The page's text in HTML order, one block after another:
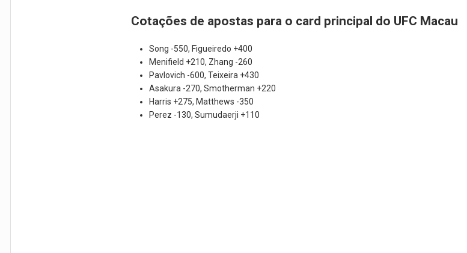
Cotações de apostas para o card principal do UFC Macau
Song -550, Figueiredo +400
Menifield +210, Zhang -260
Pavlovich -600, Teixeira +430
Asakura -270, Smotherman +220
Harris +275, Matthews -350
Perez -130, Sumudaerji +110